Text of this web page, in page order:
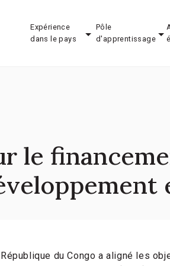
Expérience
dans le pays
Pôle
d'apprentissage
le
du Congo a aligné les